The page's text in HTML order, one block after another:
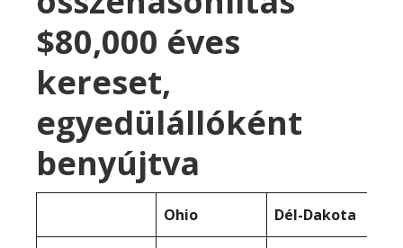
$80,000 éves
kereset,
egyedülállóként
benyújtva
Ohio Dél-Dakota